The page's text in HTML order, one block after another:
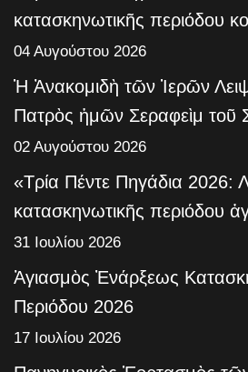
κατασκηνωτικῆς περιόδου
04 Αυγούστου 2026
Ἡ Ἀνακομιδὴ τῶν Ἱερῶν
Πατρὸς ἡμῶν Σεραφεὶμ τοῦ
02 Αυγούστου 2026
«Τρία Πέντε Πηγάδια 2026:
κατασκηνωτικῆς περιόδου
31 Ιουλίου 2026
Ἁγιασμὸς Ἐνάρξεως
Περιόδου 2026
17 Ιουλίου 2026